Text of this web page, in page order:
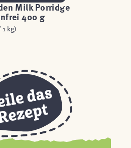
Milk Porridge
400 g
1 kg)